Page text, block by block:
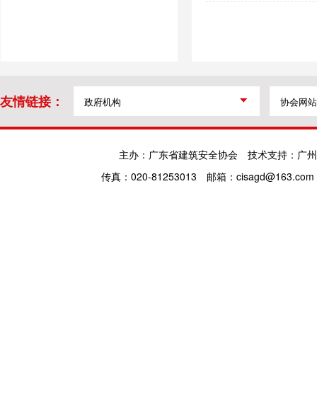
友情链接：
主办：广东省建筑安全协会
技术支持：广
传真：020-81253013
邮箱：cisagd@163.com